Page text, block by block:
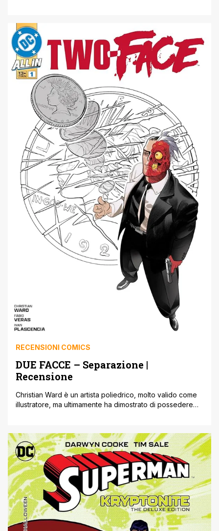
dalle paure e le angosce di quest’ultimo, così da
generare versioni distorte e malvagie degli eroi Dc che
tutti conosciamo. Ogni supereroe, in pratica, aveva una [']
RECENSIONI COMICS
DUE FACCE – Separazione |
Recensione
Christian Ward è un artista poliedrico, molto valido come
illustratore, ma ultimamente ha dimostrato di possedere
della Follia, una graphic novel dove l’Uomo Pipistrello
doveva vedersela con l’inquietante Corte dei Gufi, Ward
ha deciso di dedicarsi a un [']